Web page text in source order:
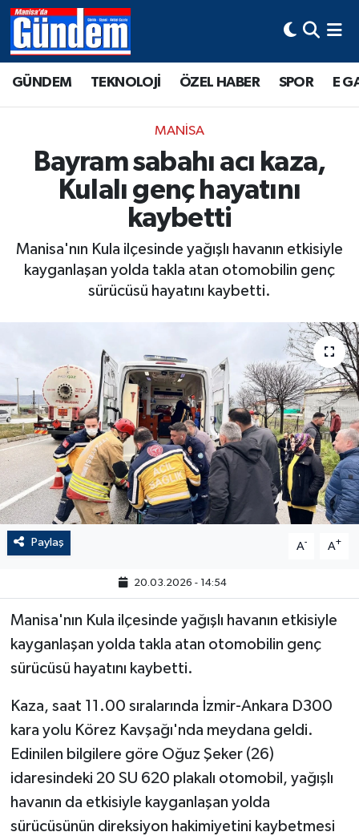
GÜNDEM TEKNOLOJİ ÖZEL HABER SPOR E
MANİSA
Bayram sabahı acı kaza,
Kulalı genç hayatını
kaybetti
Manisa'nın Kula ilçesinde yağışlı havanın etkisiyle
kayganlaşan yolda takla atan otomobilin genç
sürücüsü hayatını kaybetti.
Paylaş A- A+
20.03.2026 - 14:54
Manisa'nın Kula ilçesinde yağışlı havanın etkisiyle
kayganlaşan yolda takla atan otomobilin genç
sürücüsü hayatını kaybetti.
Kaza, saat 11.00 sıralarında İzmir-Ankara D300
kara yolu Körez Kavşağı'nda meydana geldi.
Edinilen bilgilere göre Oğuz Şeker (26)
idaresindeki 20 SU 620 plakalı otomobil, yağışlı
havanın da etkisiyle kayganlaşan yolda
sürücüsünün direksiyon hakimiyetini kaybetmesi
Manisa Hava Durumu
Tüm Manşetler
Son Dakika Haberleri
Haber Arşivi